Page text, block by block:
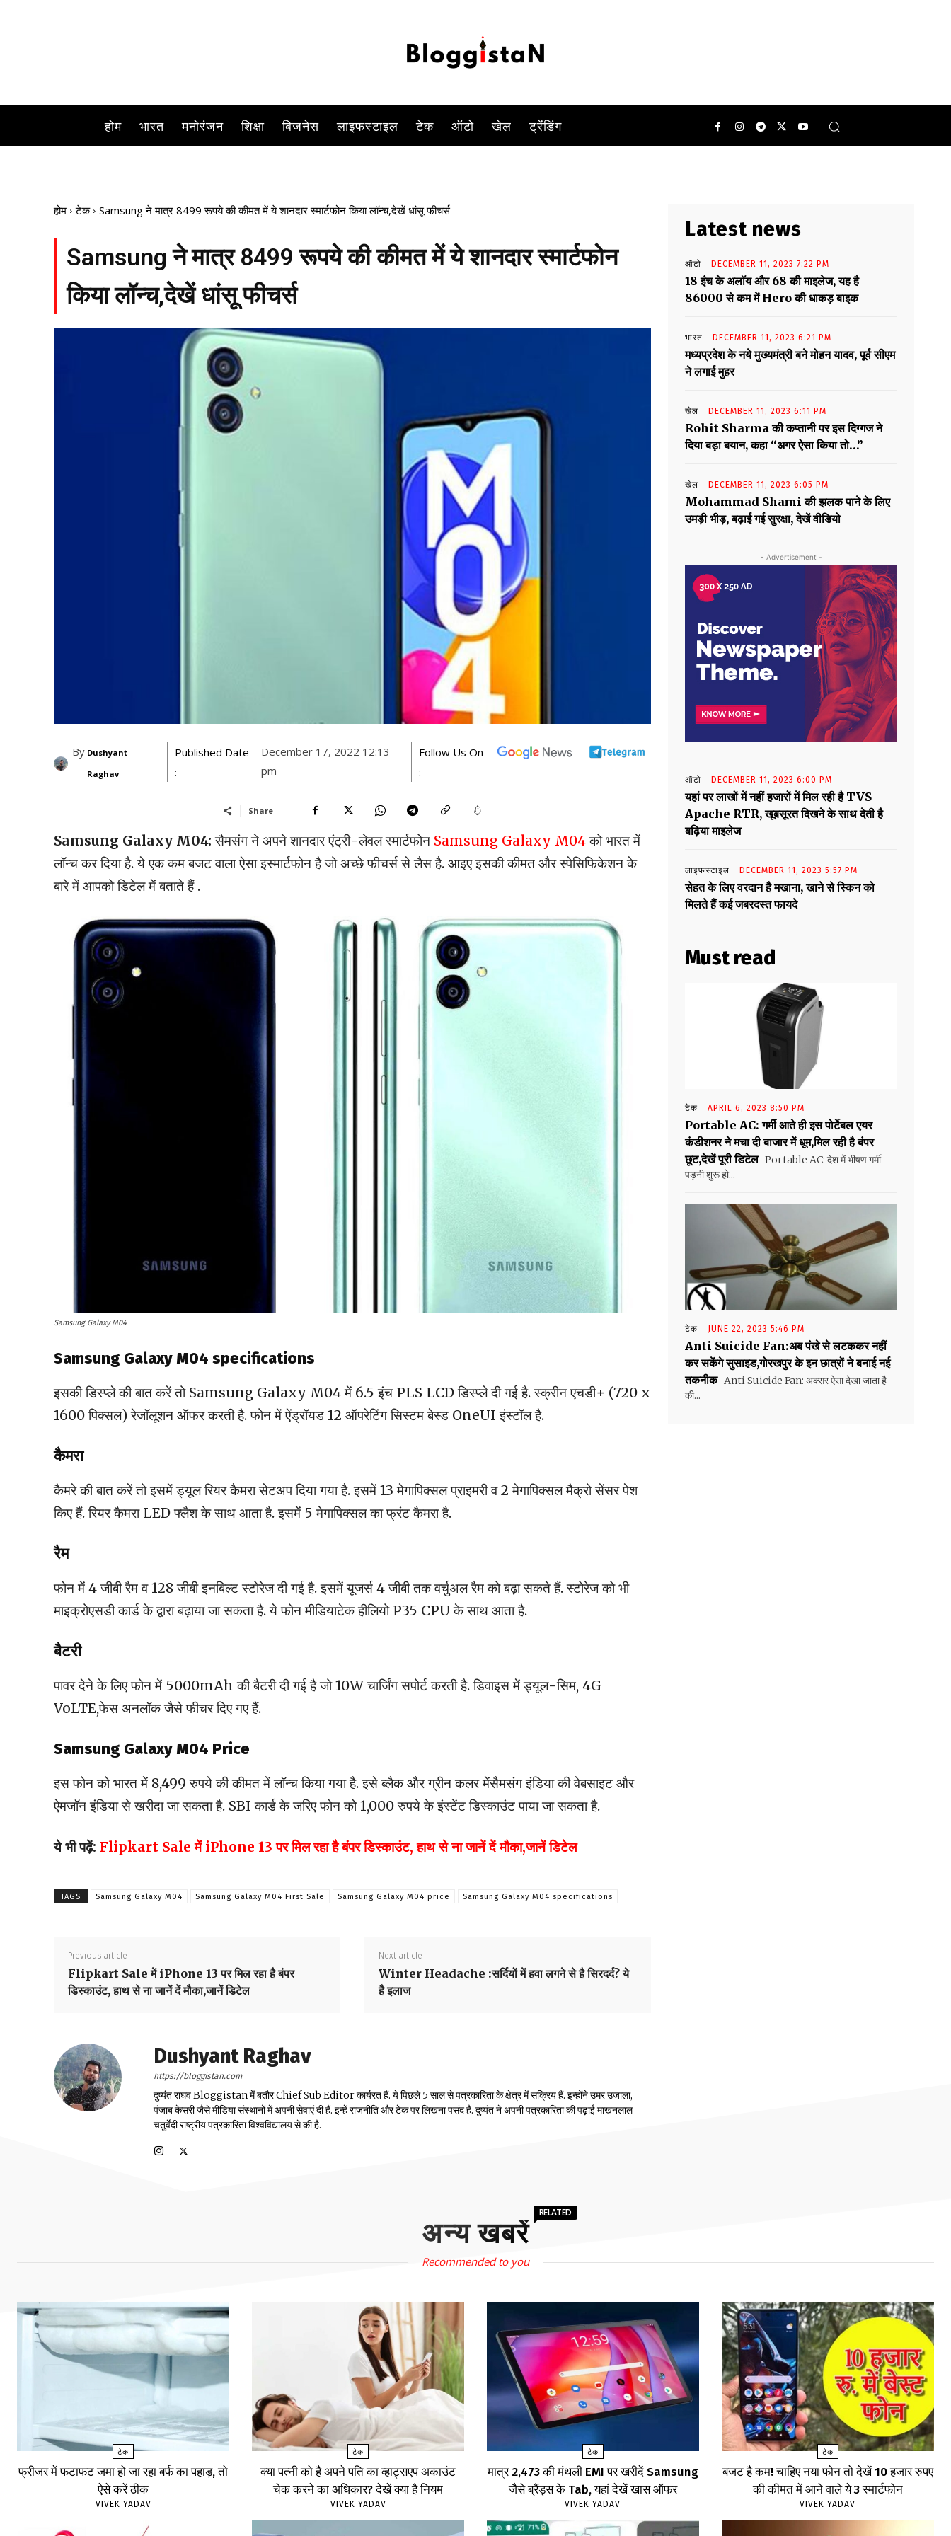
होम भारत मनोरंजन शिक्षा बिजनेस लाइफस्टाइल टेक ऑटो खेल ट्रेंडिंग
होम टेक Samsung ने मात्र 8499 रूपये की कीमत में ये शानदार स्मार्टफोन किया लॉन्च,देखें धांसू फीचर्स
Samsung ने मात्र 8499 रूपये की कीमत में ये शानदार स्मार्टफोन
किया लॉन्च,देखें धांसू फीचर्स
By Dushyant
Raghav
Published Date
:
December 17, 2022 12:13
pm
Follow Us On
:
Share
Samsung Galaxy M04: सैमसंग ने अपने शानदार एंट्री-लेवल स्मार्टफोन Samsung Galaxy M04को भारत में
लॉन्च कर दिया है. ये एक कम बजट वाला ऐसा इस्मार्टफोन है जो अच्छे फीचर्स से लैस है. आइए इसकी कीमत और स्पेसिफिकेशन के
बारे में आपको डिटेल में बताते हैं .
Samsung Galaxy M04
Samsung Galaxy M04 specifications
इसकी डिस्प्ले की बात करें तो Samsung Galaxy M04 में 6.5 इंच PLS LCD डिस्प्ले दी गई है. स्क्रीन एचडी+ (720 x
1600 पिक्सल) रेजॉलूशन ऑफर करती है. फोन में ऐंड्रॉयड 12 ऑपरेटिंग सिस्टम बेस्ड OneUI इंस्टॉल है.
कैमरा
कैमरे की बात करें तो इसमें ड्यूल रियर कैमरा सेटअप दिया गया है. इसमें 13 मेगापिक्सल प्राइमरी व 2 मेगापिक्सल मैक्रो सेंसर पेश
किए हैं. रियर कैमरा LED फ्लैश के साथ आता है. इसमें 5 मेगापिक्सल का फ्रंट कैमरा है.
रैम
फोन में 4 जीबी रैम व 128 जीबी इनबिल्ट स्टोरेज दी गई है. इसमें यूजर्स 4 जीबी तक वर्चुअल रैम को बढ़ा सकते हैं. स्टोरेज को भी
माइक्रोएसडी कार्ड के द्वारा बढ़ाया जा सकता है. ये फोन मीडियाटेक हीलियो P35 CPU के साथ आता है.
बैटरी
पावर देने के लिए फोन में 5000mAh की बैटरी दी गई है जो 10W चार्जिंग सपोर्ट करती है. डिवाइस में ड्यूल-सिम, 4G
VoLTE,फेस अनलॉक जैसे फीचर दिए गए हैं.
Samsung Galaxy M04 Price
इस फोन को भारत में 8,499 रुपये की कीमत में लॉन्च किया गया है. इसे ब्लैक और ग्रीन कलर मेंसैमसंग इंडिया की वेबसाइट और
ऐमजॉन इंडिया से खरीदा जा सकता है. SBI कार्ड के जरिए फोन को 1,000 रुपये के इंस्टेंट डिस्काउंट पाया जा सकता है.
ये भी पढ़ें: Flipkart Sale में iPhone 13 पर मिल रहा है बंपर डिस्काउंट, हाथ से ना जानें दें मौका,जानें डिटेल
TAGS Samsung Galaxy M04 Samsung Galaxy M04 First Sale Samsung Galaxy M04 price Samsung Galaxy M04 specifications
Previous article
Flipkart Sale में iPhone 13 पर मिल रहा है बंपर
डिस्काउंट, हाथ से ना जानें दें मौका,जानें डिटेल
Next article
Winter Headache :सर्दियों में हवा लगने से है सिरदर्द? ये
है इलाज
Dushyant Raghav
https://bloggistan.com
दुष्यंत राघव Bloggistan में बतौर Chief Sub Editor कार्यरत हैं. ये पिछले 5 साल से पत्रकारिता के क्षेत्र में सक्रिय हैं. इन्होंने उमर उजाला,
पंजाब केसरी जैसे मीडिया संस्थानों में अपनी सेवाएं दी हैं. इन्हें राजनीति और टेक पर लिखना पसंद है. दुष्यंत ने अपनी पत्रकारिता की पढ़ाई माखनलाल
चतुर्वेदी राष्ट्रीय पत्रकारिता विश्वविद्यालय से की है.
Latest news
ऑटो DECEMBER 11, 2023 7:22 PM
18 इंच के अलॉय और 68 की माइलेज, यह है
86000 से कम में Hero की धाकड़ बाइक
भारत DECEMBER 11, 2023 6:21 PM
मध्यप्रदेश के नये मुख्यमंत्री बने मोहन यादव, पूर्व सीएम
ने लगाई मुहर
खेल DECEMBER 11, 2023 6:11 PM
Rohit Sharma की कप्तानी पर इस दिग्गज ने
दिया बड़ा बयान, कहा “अगर ऐसा किया तो…”
खेल DECEMBER 11, 2023 6:05 PM
Mohammad Shami की झलक पाने के लिए
उमड़ी भीड़, बढ़ाई गई सुरक्षा, देखें वीडियो
- Advertisement -
ऑटो DECEMBER 11, 2023 6:00 PM
यहां पर लाखों में नहीं हजारों में मिल रही है TVS
Apache RTR, खूबसूरत दिखने के साथ देती है
बढ़िया माइलेज
लाइफस्टाइल DECEMBER 11, 2023 5:57 PM
सेहत के लिए वरदान है मखाना, खाने से स्किन को
मिलते हैं कई जबरदस्त फायदे
Must read
टेक APRIL 6, 2023 8:50 PM
Portable AC: गर्मी आते ही इस पोर्टेबल एयर
कंडीशनर ने मचा दी बाजार में धूम,मिल रही है बंपर
छूट,देखें पूरी डिटेल Portable AC: देश में भीषण गर्मी
पड़नी शुरू हो...
टेक JUNE 22, 2023 5:46 PM
Anti Suicide Fan:अब पंखे से लटककर नहीं
कर सकेंगे सुसाइड,गोरखपुर के इन छात्रों ने बनाई नई
तकनीक Anti Suicide Fan: अक्सर ऐसा देखा जाता है
की...
अन्य खबरें
RELATED
Recommended to you
टेक
फ्रीजर में फटाफट जमा हो जा रहा बर्फ का पहाड़, तो
ऐसे करें ठीक
VIVEK YADAV
टेक
क्या पत्नी को है अपने पति का व्हाट्सएप अकाउंट
चेक करने का अधिकार? देखें क्या है नियम
VIVEK YADAV
टेक
मात्र ₹2,473 की मंथली EMI पर खरीदें Samsung
जैसे ब्रैंड्स के Tab, यहां देखें खास ऑफर
VIVEK YADAV
टेक
बजट है कम! चाहिए नया फोन तो देखें 10 हजार रुपए
की कीमत में आने वाले ये 3 स्मार्टफोन
VIVEK YADAV